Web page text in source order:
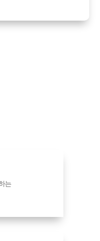
는